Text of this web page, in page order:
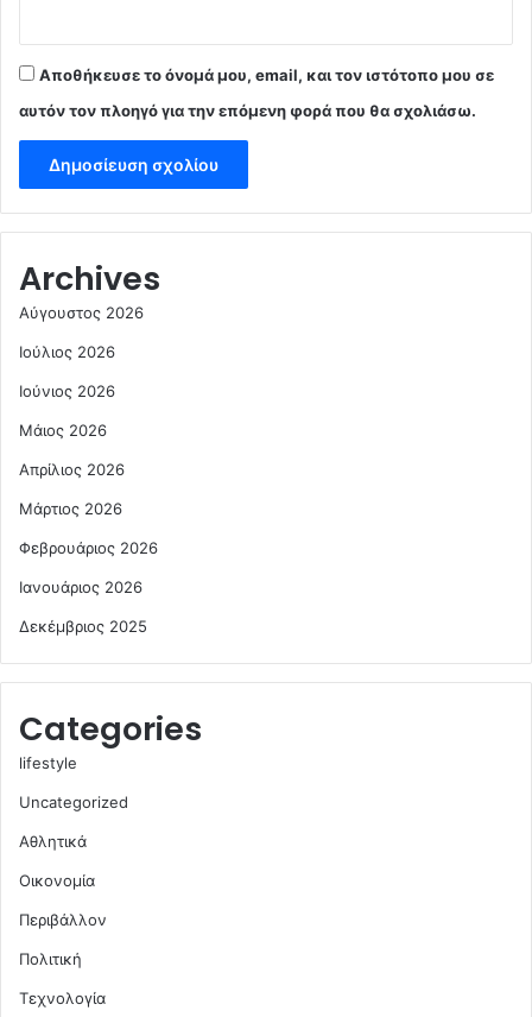
Αποθήκευσε το όνομά μου, email, και τον ιστότοπο μου σε
αυτόν τον πλοηγό για την επόμενη φορά που θα σχολιάσω.
Archives
Αύγουστος 2026
Ιούλιος 2026
Ιούνιος 2026
Μάιος 2026
Απρίλιος 2026
Μάρτιος 2026
Φεβρουάριος 2026
Ιανουάριος 2026
Δεκέμβριος 2025
Categories
lifestyle
Uncategorized
Αθλητικά
Οικονομία
Περιβάλλον
Πολιτική
Τεχνολογία